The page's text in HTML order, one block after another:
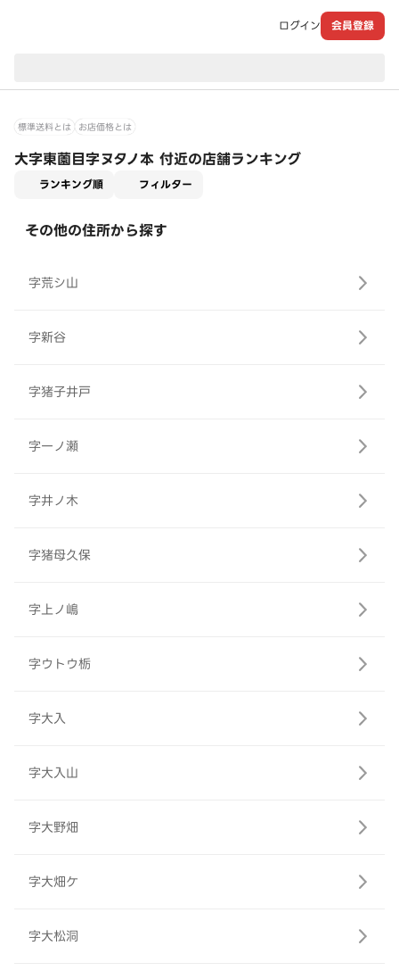
ログイン 会員登録
標準送料とは お店価格とは
大字東薗目字ヌタノ本 付近の店舗ランキング
ランキング順 フィルター
その他の住所から探す
字荒シ山
字新谷
字猪子井戸
字一ノ瀬
字井ノ木
字猪母久保
字上ノ嶋
字ウトウ栃
字大入
字大入山
字大野畑
字大畑ケ
字大松洞